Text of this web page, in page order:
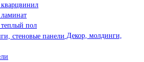
пол
Декор, молдинги,